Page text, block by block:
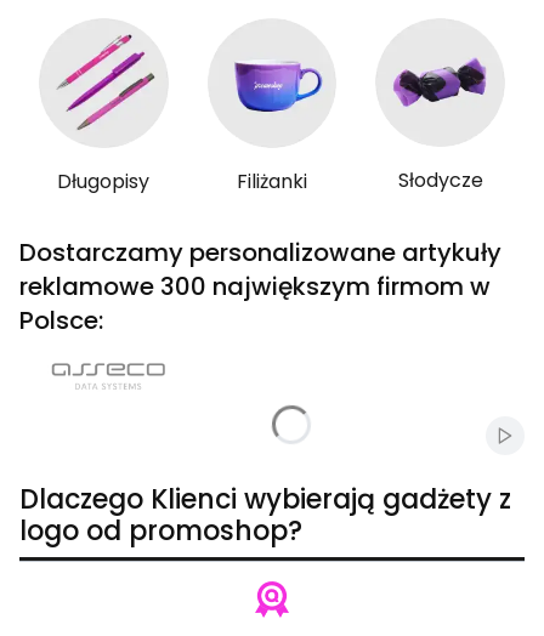
Długopisy Filiżanki Słodycze
Dostarczamy personalizowane artykuły
reklamowe 300 największym firmom w
Polsce:
Dlaczego Klienci wybierają gadżety z
logo od promoshop?